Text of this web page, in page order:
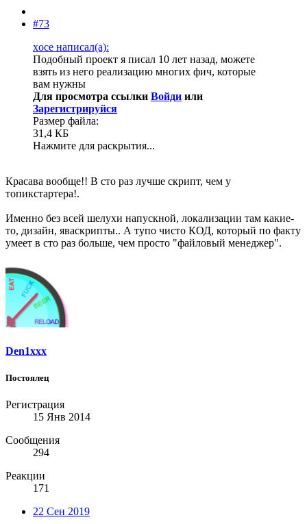
#73
xoce написал(а):
Подобный проект я писал 10 лет назад, можете
взять из него реализацию многих фич, которые
вам нужны
Для просмотра ссылки Войди или
Зарегистрируйся
Размер файла:
31,4 КБ
Нажмите для раскрытия...
Красава вообще!! В сто раз лучше скрипт, чем у
топикстартера!.
Именно без всей шелухи напускной, локализации там какие-
то, дизайн, яваскрипты.. А тупо чисто КОД, который по факту
умеет в сто раз больше, чем просто "файловый менеджер".
Den1xxx
Постоялец
Регистрация
15 Янв 2014
Сообщения
294
Реакции
171
22 Сен 2019